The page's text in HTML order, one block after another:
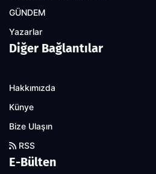
GÜNDEM
Yazarlar
Diğer Bağlantılar
Hakkımızda
Künye
Bize Ulaşın
RSS
E-Bülten